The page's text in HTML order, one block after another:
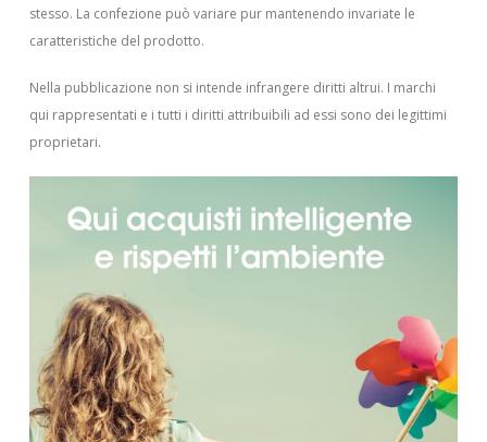
stesso. La confezione può variare pur mantenendo invariate le
caratteristiche del prodotto.
Nella pubblicazione non si intende infrangere diritti altrui. I marchi
qui rappresentati e i tutti i diritti attribuibili ad essi sono dei legittimi
proprietari.